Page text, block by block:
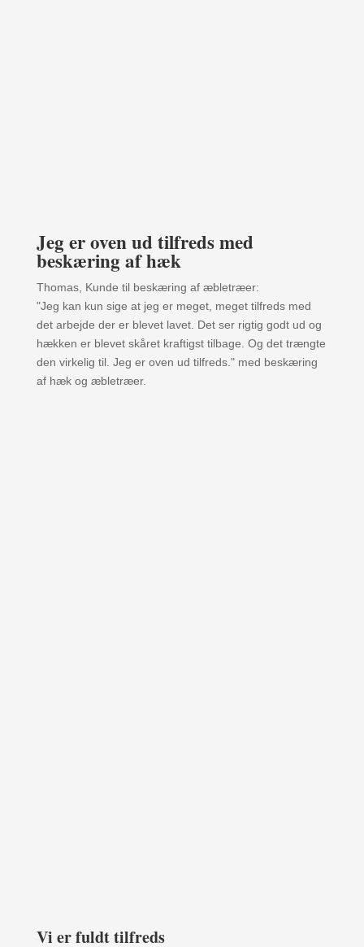
Jeg er oven ud tilfreds med
beskæring af hæk
Thomas, Kunde til beskæring af æbletræer:
"Jeg kan kun sige at jeg er meget, meget tilfreds med
det arbejde der er blevet lavet. Det ser rigtig godt ud og
hækken er blevet skåret kraftigst tilbage. Og det trængte
den virkelig til. Jeg er oven ud tilfreds." med beskæring
af hæk og æbletræer.
Vi er fuldt tilfreds